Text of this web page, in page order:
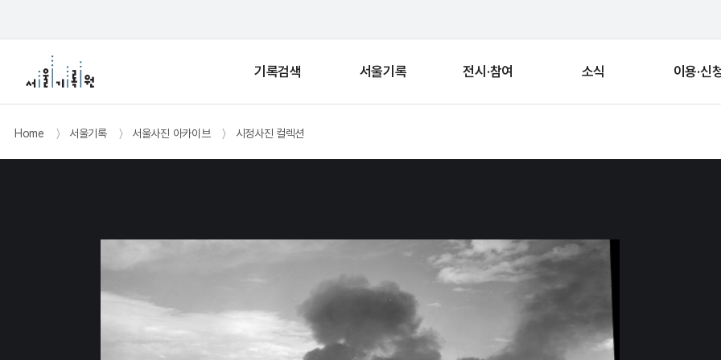
기록검색 서울기록 전시·참여 소식 이용·신
Home 〉 서울기록 〉 서울사진 아카이브 〉 시정사진 컬렉션